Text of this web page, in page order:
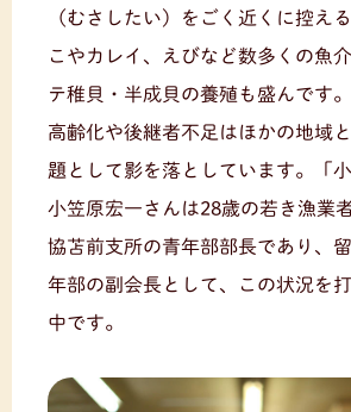
（むさしたい）をごく近くに控え
こやカレイ、えびなど数多くの魚
テ稚貝・半成貝の養殖も盛んです
高齢化や後継者不足はほかの地域
題として影を落としています。「
小笠原宏一さんは28歳の若き漁業
協苫前支所の青年部部長であり、
年部の副会長として、この状況を
中です。